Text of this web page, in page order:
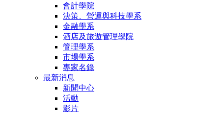
會計學院
決策、營運與科技學系
金融學系
酒店及旅遊管理學院
管理學系
市場學系
專家名錄
最新消息
新聞中心
活動
影片